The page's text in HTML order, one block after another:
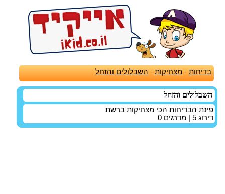
בדיחות -מצחיקות - השבלולים והזחל
השבלולים והזחל
פינת הבדיחות הכי מצחיקות ברשת
דירוג 5 | מדרגים 0